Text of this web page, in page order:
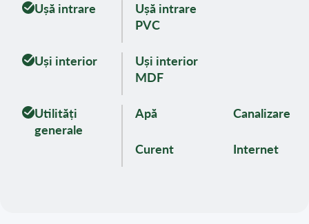
Ușă intrare
Ușă intrare
PVC
Uși interior
Uși interior
MDF
Utilități
generale
Apă Canalizare
Curent Internet